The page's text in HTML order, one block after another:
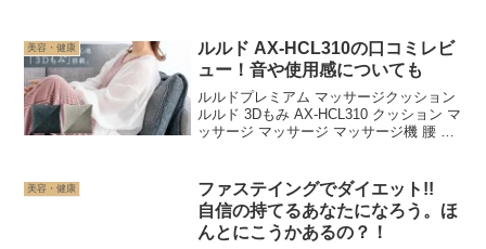
美容・健康
ルルド AX-HCL310の口コミレビ
ュー！音や使用感についても
ルルドプレミアム マッサージクッション
ルルド 3Dもみ AX-HCL310 クッション マ
ッサージ マッサージ マッサージ機 腰 ル
的 【楽ギフ_包装】 沖...
美容・健康
ファステイングでダイエット!!
自信の持てるあなたになろう。ほ
んとにこうかあるの？！